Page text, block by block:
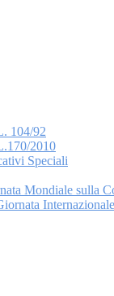
104/92
2010
Speciali
Mondiale sulla